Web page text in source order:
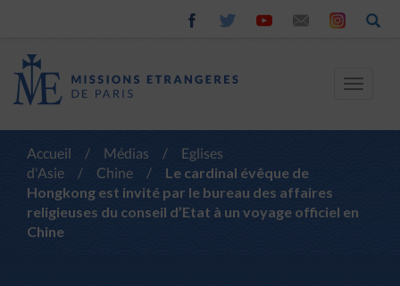
Toggle
Accueil / Médias /
Eglises
d'Asie
/ Chine /
Le cardinal évêque de
Hongkong est invité par le bureau des affaires
religieuses du conseil d’Etat à un voyage officiel en
Chine